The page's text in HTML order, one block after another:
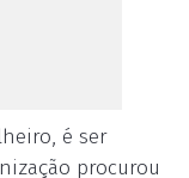
é ser
procurou